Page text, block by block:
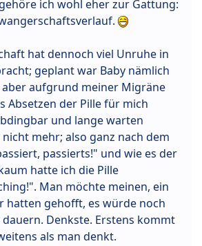
ich wohl eher zur Gattung:
hat dennoch viel Unruhe in
geplant war Baby nämlich
aber aufgrund meiner Migräne
Absetzen der Pille für mich
und lange warten
mehr; also ganz nach dem
passierts!" und wie es der
hatte ich die Pille
Man möchte meinen, ein
hatten gehofft, es würde noch
Denkste. Erstens kommt
als man denkt.